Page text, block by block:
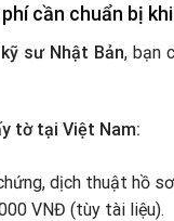
cần chuẩn bị
sư Nhật Bản, bạn
tờ tại Việt Nam:
dịch thuật hồ
VNĐ (tùy tài liệu).